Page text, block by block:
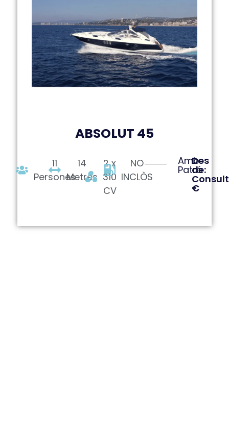
ABSOLUT 45
11
Persones
14
Metres
2 x
310
CV
NO
INCLÒS
Amb
Patró
Des
de:
€